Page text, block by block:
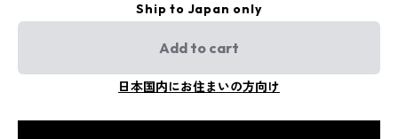
Ship to Japan only
Add to cart
日本国内にお住まいの方向け